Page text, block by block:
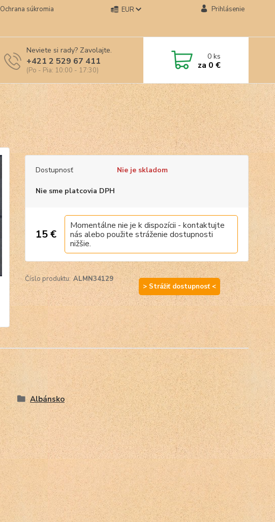
Ochrana súkromia
EUR Prihlásenie
Neviete si rady? Zavolajte.
+421 2 529 67 411
(Po - Pia: 10:00 - 17:30)
0ks
za 0 €
Dostupnosť Nie je skladom
Nie sme platcovia DPH
15 €
Momentálne nie je k dispozícii - kontaktujte
nás alebo použite stráženie dostupnosti
nižšie.
Číslo produktu: ALMN34129
> Strážiť dostupnosť <
Albánsko